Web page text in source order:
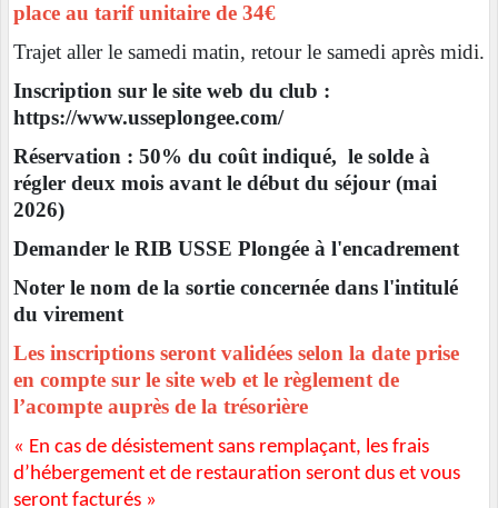
place au tarif unitaire de 34€
Trajet aller le samedi matin, retour le samedi après midi.
Inscription sur le site web du club :
https://www.usseplongee.com/
Réservation : 50% du coût indiqué, le solde à
régler deux mois avant le début du séjour (mai
2026)
Demander le RIB USSE Plongée à l'encadrement
Noter le nom de la sortie concernée dans l'intitulé
du virement
Les inscriptions seront validées selon la date prise
en compte sur le site web et le règlement de
l’acompte auprès de la trésorière
« En cas de désistement sans remplaçant, les frais
d’hébergement et de restauration seront dus et vous
seront facturés »